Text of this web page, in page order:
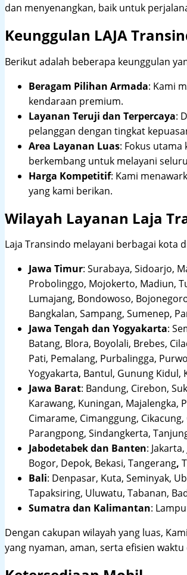
dan menyenangkan, baik untuk
Keunggulan LAJA
Berikut adalah beberapa keunggulan
Beragam Pilihan Armada: Kami
kendaraan premium.
Layanan Teruji dan Terpercaya:
pelanggan dengan tingkat
Area Layanan Luas: Fokus utama
berkembang untuk melayani
Harga Kompetitif: Kami
yang kami berikan.
Wilayah Layanan Laja
Laja Transindo melayani berbagai kota
Jawa Timur: Surabaya, Sidoarjo,
Probolinggo, Mojokerto, Madiun,
Lumajang, Bondowoso,
Bangkalan, Sampang, Sumenep,
Jawa Tengah dan Yogyakarta:
Batang, Blora, Boyolali, Brebes,
Pati, Pemalang, Purbalingga,
Yogyakarta, Bantul, Gunung Kidul,
Jawa Barat: Bandung, Cirebon,
Karawang, Kuningan, Majalengka,
Cimarame, Cimanggung,
Parangpong, Sindangkerta,
Jabodetabek dan Banten:
Bogor, Depok, Bekasi, Tangerang,
Bali: Denpasar, Kuta, Seminyak,
Tapaksiring, Uluwatu, Tabanan,
Sumatra dan Kalimantan:
Dengan cakupan wilayah yang luas,
yang nyaman, aman, serta efisien